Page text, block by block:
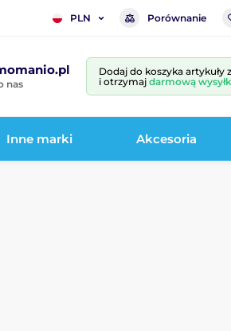
PLN Porównanie
nas
Dodaj do koszyka artykuły
i otrzymaj darmową
Inne marki Akcesoria